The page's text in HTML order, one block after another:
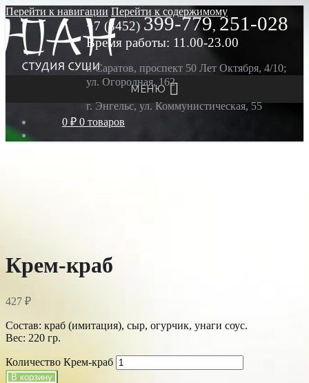
Перейти к навигации Перейти к содержимому
МЕНЮ
0 ₽ 0 товаров
+7 (8452) 399-779, 251-028
Время работы: 11.00-23.00
г. Саратов, проспект 50 Лет Октября, 4/10;
ул. Огородная, 162
г. Энгельс, ул. Коммунистическая, 55
Крем-краб
427 ₽
Состав: краб (имитация), сыр, огурчик, унаги соус.
Вес: 220 гр.
Количество Крем-краб
В корзину